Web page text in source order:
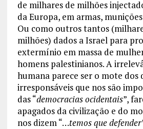
de milhares de milhões
da Europa, em armas,
Ou como outros tantos
milhões) dados a Israel para
extermínio em massa de
homens palestinianos. A
humana parece ser o mote dos
irresponsáveis que nos são
das “democracias ocidentais”,
apagados da civilização e do
nos dizem “…temos que defender